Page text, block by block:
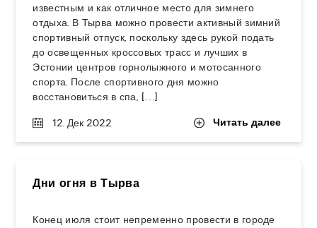
известным и как отличное место для зимнего
отдыха. В Тырва можно провести активный зимний
спортивный отпуск, поскольку здесь рукой подать
до освещенных кроссовых трасс и лучших в
Эстонии центров горнолыжного и мотосанного
спорта. После спортивного дня можно
восстановиться в спа, […]
12. Дек 2022 Читать далее
Дни огня в Тырва
Конец июля стоит непременно провести в городе